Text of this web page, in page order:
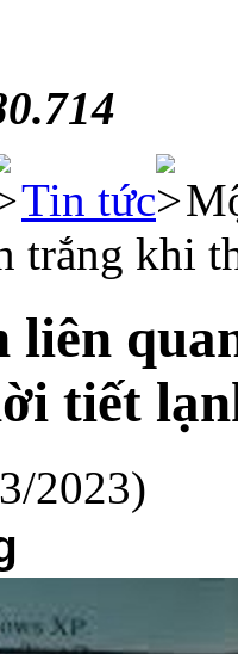
Tin tức
trắng khi
liên
tiết
2023)